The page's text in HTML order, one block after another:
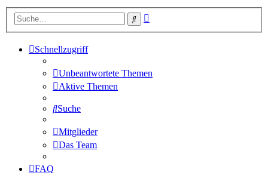
Suche
Schnellzugriff
Unbeantwortete Themen
Aktive Themen
Suche
Mitglieder
Das Team
FAQ